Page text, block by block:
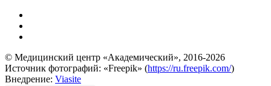
© Медицинский центр «Академический», 2016-2026
Источник фотографий: «Freepik» (https://ru.freepik.com/)
Внедрение: Viasite